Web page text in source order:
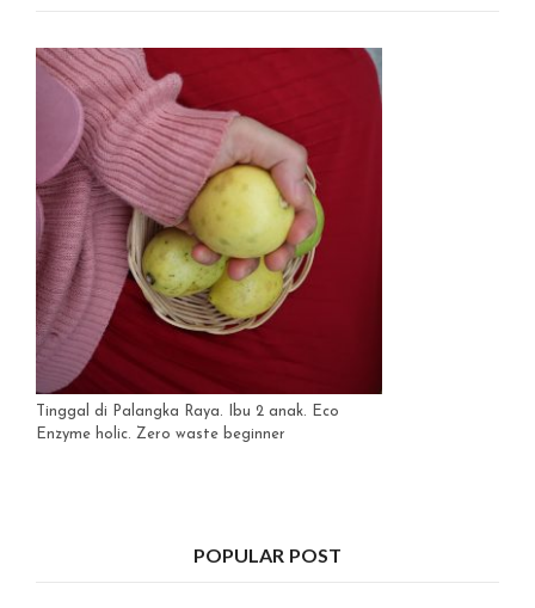
Tinggal di Palangka Raya. Ibu 2 anak. Eco
Enzyme holic. Zero waste beginner
POPULAR POST